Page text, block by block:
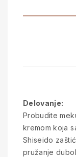
Delovanje:
Probudite
kremom koja
Shiseido
pružanje